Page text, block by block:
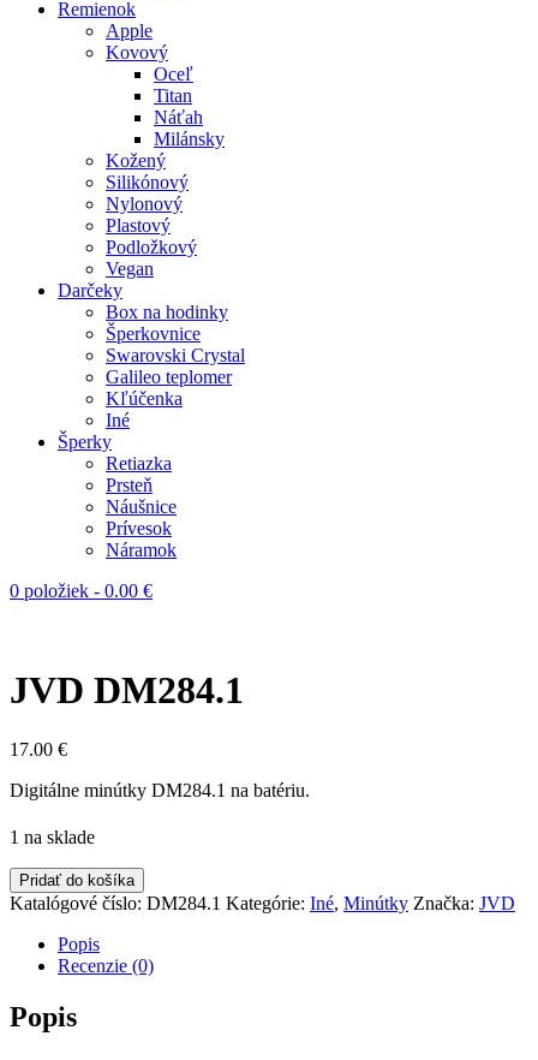
Remienok
Apple
Kovový
Oceľ
Titan
Náťah
Milánsky
Kožený
Silikónový
Nylonový
Plastový
Podložkový
Vegan
Darčeky
Box na hodinky
Šperkovnice
Swarovski Crystal
Galileo teplomer
Kľúčenka
Iné
Šperky
Retiazka
Prsteň
Náušnice
Prívesok
Náramok
0 položiek - 0.00 €
JVD DM284.1
17.00 €
Digitálne minútky DM284.1 na batériu.
1 na sklade
Pridať do košíka
Katalógové číslo: DM284.1 Kategórie: Iné, Minútky Značka: JVD
Popis
Recenzie (0)
Popis